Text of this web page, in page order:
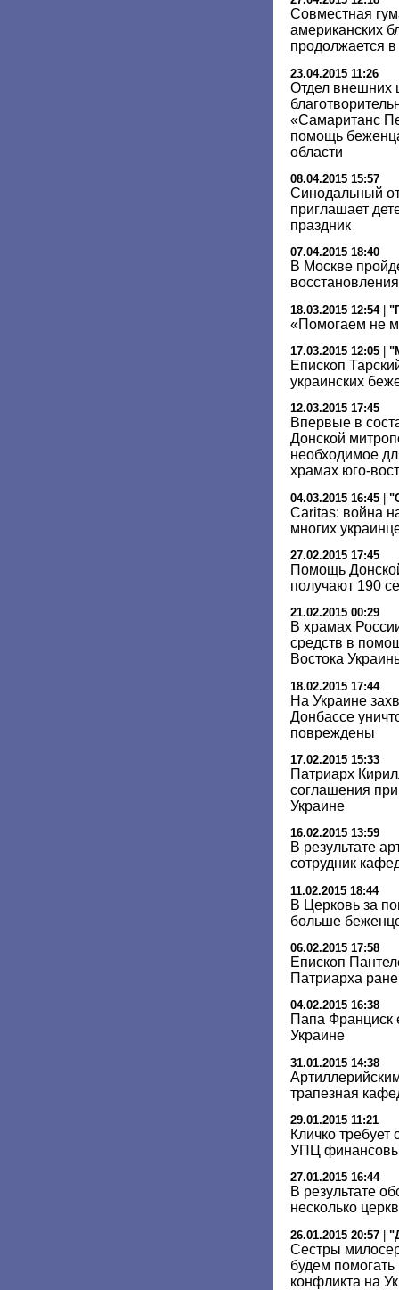
Совместная
американских
продолжается
23.04.2015 11:26
Отдел внешних
«Самаританс
помощь
области
08.04.2015 15:57
Синодальный
приглашает
праздник
07.04.2015 18:40
В Москве
18.03.2015 12:54|
«Помогаем не
17.03.2015 12:05
Епископ
украинских
12.03.2015 17:45
Впервые в
Донской
необходимое
храмах юго-
04.03.2015 16:45 |
Caritas: война
многих
27.02.2015 17:45
Помощь
получают 190
21.02.2015 00:29
В храмах
средств в
Востока
18.02.2015 17:44
На Украине
Донбассе
повреждены
17.02.2015 15:33
Патриарх
соглашения
Украине
16.02.2015 13:59
В результате
сотрудник
11.02.2015 18:44
В Церковь за
больше
06.02.2015 17:58
Епископ
Патриарха
04.02.2015 16:38
Папа Франциск
Украине
31.01.2015 14:38
трапезная
29.01.2015 11:21
Кличко
УПЦ
27.01.2015 16:44
В результате
несколько
26.01.2015 20:57 |
Сестры
будем
конфликта на